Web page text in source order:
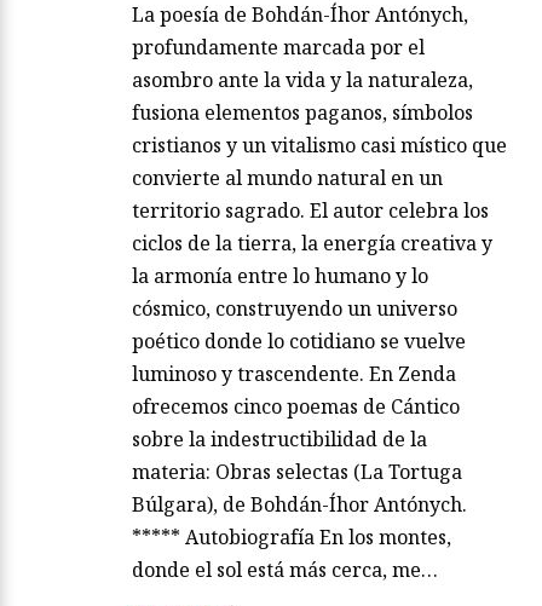
La poesía de Bohdán-Íhor Antónych,
profundamente marcada por el
asombro ante la vida y la naturaleza,
fusiona elementos paganos, símbolos
cristianos y un vitalismo casi místico que
convierte al mundo natural en un
territorio sagrado. El autor celebra los
ciclos de la tierra, la energía creativa y
la armonía entre lo humano y lo
cósmico, construyendo un universo
poético donde lo cotidiano se vuelve
luminoso y trascendente. En Zenda
ofrecemos cinco poemas de Cántico
sobre la indestructibilidad de la
materia: Obras selectas (La Tortuga
Búlgara), de Bohdán-Íhor Antónych.
***** Autobiografía En los montes,
donde el sol está más cerca, me…